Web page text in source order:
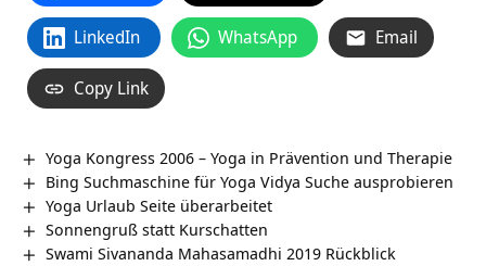
LinkedIn WhatsApp Email
Copy Link
Yoga Kongress 2006 – Yoga in Prävention und Therapie
Bing Suchmaschine für Yoga Vidya Suche ausprobieren
Yoga Urlaub Seite überarbeitet
Sonnengruß statt Kurschatten
Swami Sivananda Mahasamadhi 2019 Rückblick